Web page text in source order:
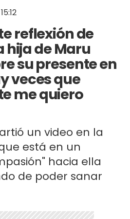
reflexión de
hija de Maru
su presente en
veces que
me quiero
un video en la
está en un
hacia ella
de poder sanar